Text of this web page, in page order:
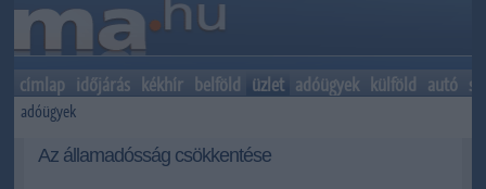
címlap időjárás kékhír belföld üzlet adóügyek külföld autó
adóügyek
Az államadósság csökkentése